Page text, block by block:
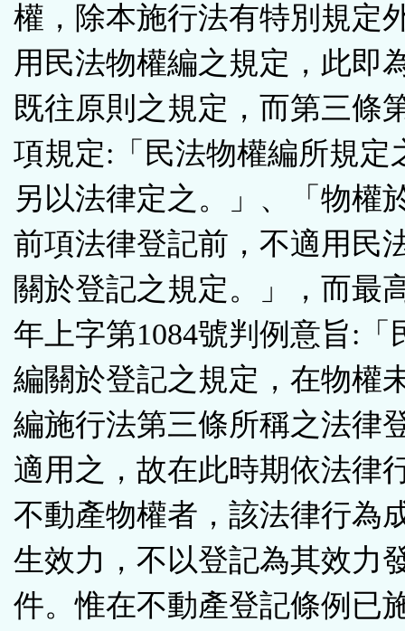
權，除本施行法有特別規定
用民法物權編之規定，此即
既往原則之規定，而第三條
項規定:「民法物權編所規定
另以法律定之。」、「物權
前項法律登記前，不適用民
關於登記之規定。」，而最
年上字第1084號判例意旨:「
編關於登記之規定，在物權
編施行法第三條所稱之法律
適用之，故在此時期依法律
不動產物權者，該法律行為
生效力，不以登記為其效力
件。惟在不動產登記條例已